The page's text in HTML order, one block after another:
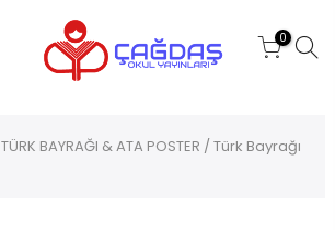
0
TÜRK BAYRAĞI & ATA POSTER / Türk Bayrağı